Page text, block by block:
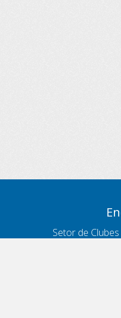
Setor de Clubes